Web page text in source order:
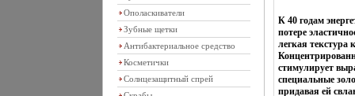
Ополаскиватели
Зубные щетки
Антибактериальное средство
Косметички
Солнцезащитный спрей
К 40 годам
потере
легкая текстура
стимулирует
специальные
придавая ей